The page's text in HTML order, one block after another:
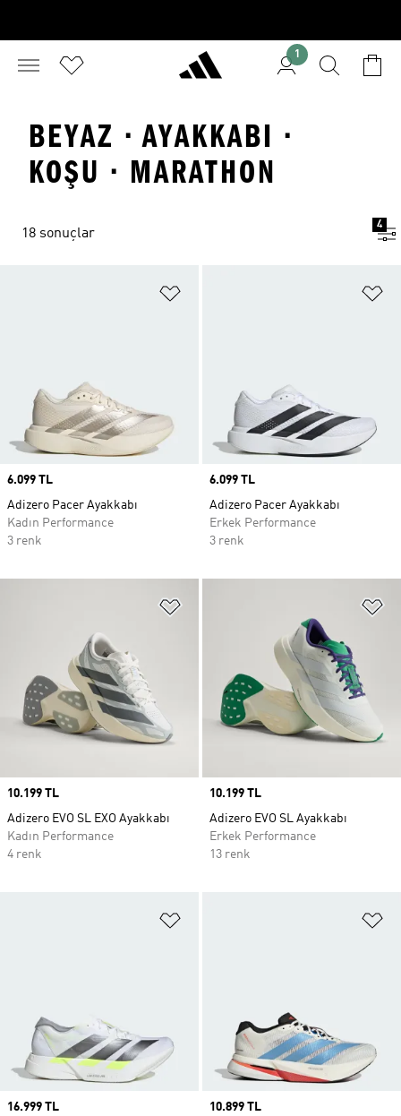
1
BEYAZ · AYAKKABI ·
KOŞU · MARATHON
18 sonuçlar
4
Price
6.099 TL
Adizero Pacer Ayakkabı
Kadın Performance
3 renk
Price
6.099 TL
Adizero Pacer Ayakkabı
Erkek Performance
3 renk
Price
10.199 TL
Adizero EVO SL EXO Ayakkabı
Kadın Performance
4 renk
Price
10.199 TL
Adizero EVO SL Ayakkabı
Erkek Performance
13 renk
Price
16.999 TL
Price
10.899 TL